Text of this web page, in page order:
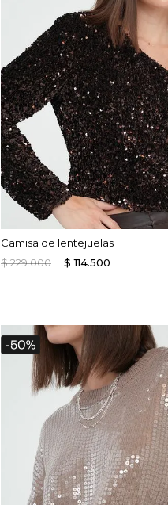
Camisa de lentejuelas
$229.000 $ 114.500